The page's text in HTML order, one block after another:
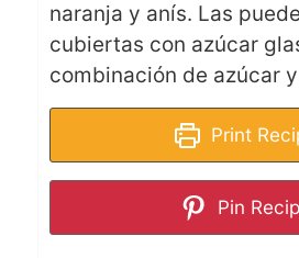
naranja y anís. Las
cubiertas con azúcar
combinación de azúcar
Print
Pin